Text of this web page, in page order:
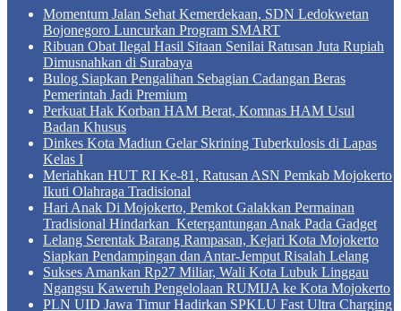
Momentum Jalan Sehat Kemerdekaan, SDN Ledokwetan
Bojonegoro Luncurkan Program SMART
Ribuan Obat Ilegal Hasil Sitaan Senilai Ratusan Juta Rupiah
Dimusnahkan di Surabaya
Bulog Siapkan Pengalihan Sebagian Cadangan Beras
Pemerintah Jadi Premium
Perkuat Hak Korban HAM Berat, Komnas HAM Usul
Badan Khusus
Dinkes Kota Madiun Gelar Skrining Tuberkulosis di Lapas
Kelas I
Meriahkan HUT RI Ke-81, Ratusan ASN Pemkab Mojokerto
Ikuti Olahraga Tradisional
Hari Anak Di Mojokerto, Pemkot Galakkan Permainan
Tradisional Hindarkan Ketergantungan Anak Pada Gadget
Lelang Serentak Barang Rampasan, Kejari Kota Mojokerto
Siapkan Pendampingan dan Antar-Jemput Risalah Lelang
Sukses Amankan Rp27 Miliar, Wali Kota Lubuk Linggau
Ngangsu Kaweruh Pengelolaan RUMIJA ke Kota Mojokerto
PLN UID Jawa Timur Hadirkan SPKLU Fast Ultra Charging